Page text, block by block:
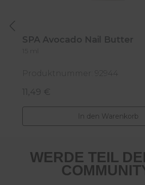
SPA Avocado Nail Butter
Produktnummer: 92944
Regulärer Preis:
11,49 €
In den Warenkorb
WERDE TEIL